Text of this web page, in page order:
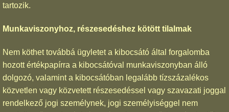
tartozik.
Munkaviszonyhoz, részesedéshez kötött tilalmak
Nem köthet továbbá ügyletet a kibocsátó által forgalomba
hozott értékpapírra a kibocsátóval munkaviszonyban álló
dolgozó, valamint a kibocsátóban legalább tízszázalékos
közvetlen vagy közvetett részesedéssel vagy szavazati joggal
rendelkező jogi személynek, jogi személyiséggel nem